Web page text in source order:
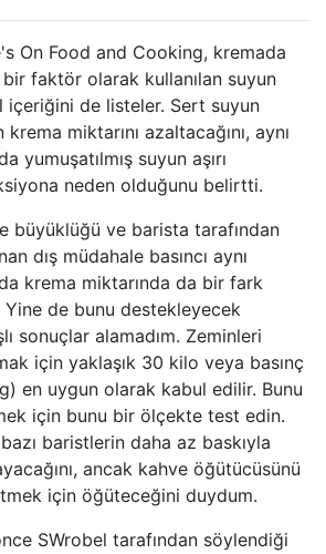
On Food and Cooking, kremada
faktör olarak kullanılan suyun
içeriğini de listeler. Sert suyun
krema miktarını azaltacağını, aynı
yumuşatılmış suyun aşırı
neden olduğunu belirtti.
büyüklüğü ve barista tarafından
dış müdahale basıncı aynı
krema miktarında da bir fark
Yine de bunu destekleyecek
sonuçlar alamadım. Zeminleri
için yaklaşık 30 kilo veya basınç
en uygun olarak kabul edilir. Bunu
için bunu bir ölçekte test edin.
baristlerin daha az baskıyla
ancak kahve öğütücüsünü
için öğüteceğini duydum.
SWrobel tarafından söylendiği